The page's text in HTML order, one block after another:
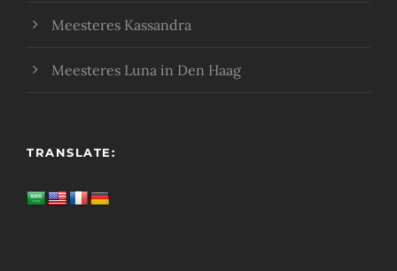
Meesteres Kassandra
Meesteres Luna in Den Haag
TRANSLATE: